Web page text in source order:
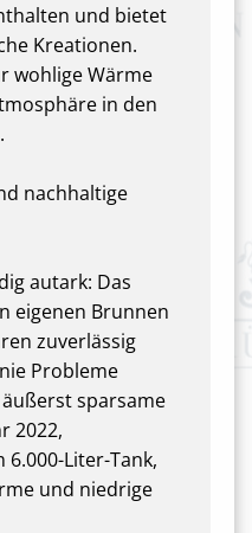
und bietet
Kreationen.
wohlige Wärme
in den
nachhaltige
autark: Das
eigenen Brunnen
zuverlässig
Probleme
sparsame
2022,
Liter-Tank,
und niedrige